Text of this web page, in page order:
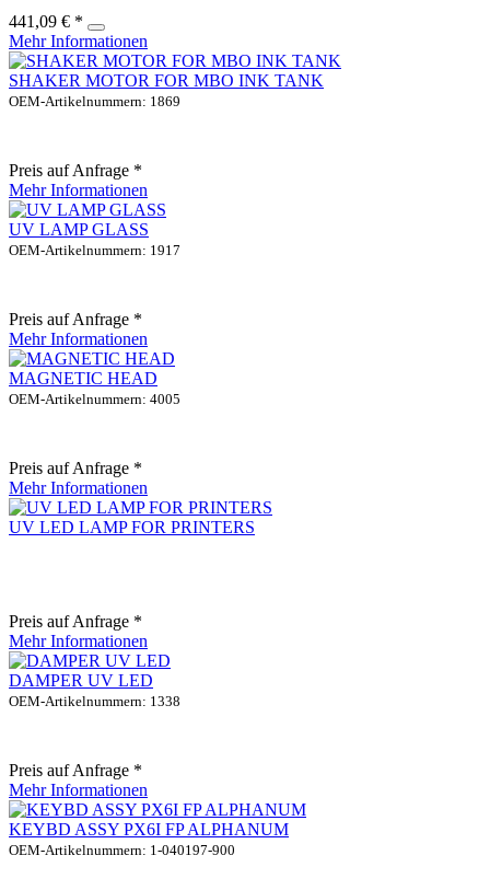
441,09 € *
Mehr Informationen
SHAKER MOTOR FOR MBO INK TANK
OEM-Artikelnummern: 1869
Preis auf Anfrage *
Mehr Informationen
UV LAMP GLASS
OEM-Artikelnummern: 1917
Preis auf Anfrage *
Mehr Informationen
MAGNETIC HEAD
OEM-Artikelnummern: 4005
Preis auf Anfrage *
Mehr Informationen
UV LED LAMP FOR PRINTERS
Preis auf Anfrage *
Mehr Informationen
DAMPER UV LED
OEM-Artikelnummern: 1338
Preis auf Anfrage *
Mehr Informationen
KEYBD ASSY PX6I FP ALPHANUM
OEM-Artikelnummern: 1-040197-900